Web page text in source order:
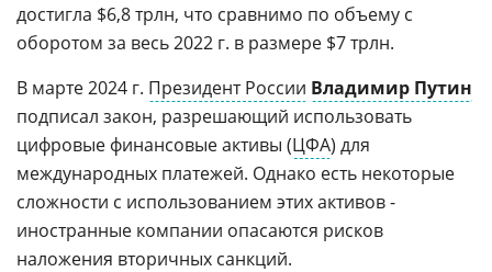
достигла $6,8 трлн, что сравнимо по объему с
оборотом за весь 2022 г. в размере $7 трлн.
В марте 2024 г. Президент России Владимир Путин
подписал закон, разрешающий использовать
цифровые финансовые активы (ЦФА) для
международных платежей. Однако есть некоторые
сложности с использованием этих активов -
иностранные компании опасаются рисков
наложения вторичных санкций.